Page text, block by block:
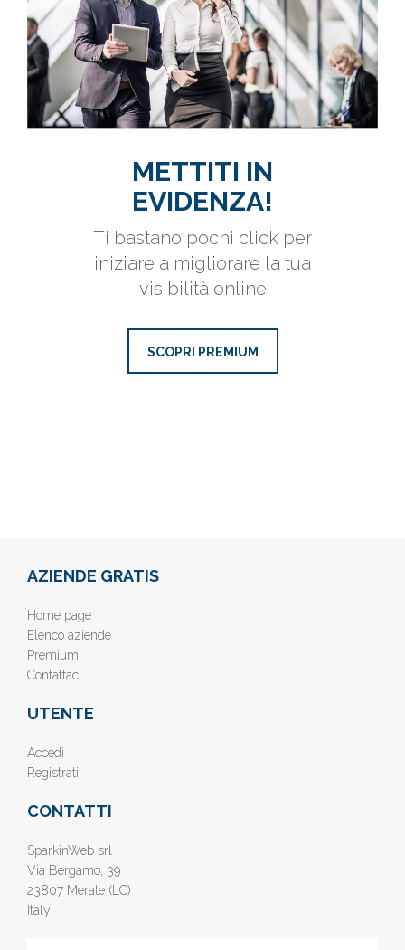
METTITI IN
EVIDENZA!
Ti bastano pochi click per
iniziare a migliorare la tua
visibilità online
SCOPRI PREMIUM
AZIENDE GRATIS
Home page
Elenco aziende
Premium
Contattaci
UTENTE
Accedi
Registrati
CONTATTI
SparkinWeb srl
Via Bergamo, 39
23807 Merate (LC)
Italy